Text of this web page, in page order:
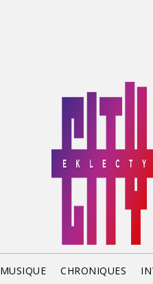
MUSIQUE CHRONIQUES